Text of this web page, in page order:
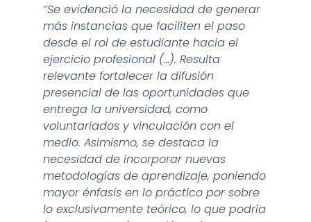
“Se evidenció la necesidad de generar
más instancias que faciliten el paso
desde el rol de estudiante hacia el
ejercicio profesional (…). Resulta
relevante fortalecer la difusión
presencial de las oportunidades que
entrega la universidad, como
voluntariados y vinculación con el
medio. Asimismo, se destaca la
necesidad de incorporar nuevas
metodologías de aprendizaje, poniendo
mayor énfasis en lo práctico por sobre
lo exclusivamente teórico, lo que podría